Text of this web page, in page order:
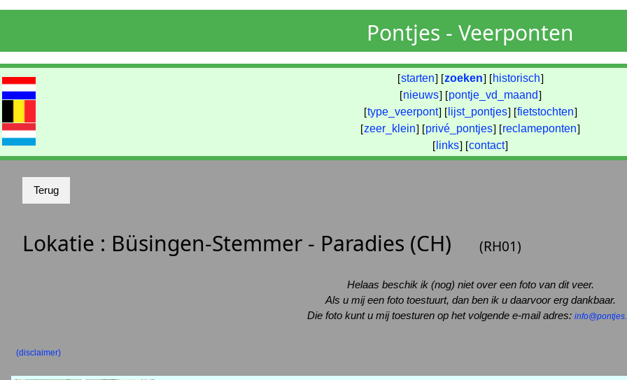
Pontjes - Veerponten
[starten] [zoeken] [ historisch]
[nieuws] [pontje_vd_maand]
[type_veerpont] [ lijst_pontjes] [fietstochten]
[zeer_klein] [privé_pontjes] [reclameponten]
[ links] [contact]
Lokatie : Büsingen-Stemmer - Paradies (CH) (RH01)
Helaas beschik ik (nog) niet over een foto van dit veer.
Als u mij een foto toestuurt, dan ben ik u daarvoor erg dankbaar.
Die foto kunt u mij toesturen op het volgende e-mail adres:
(disclaimer)